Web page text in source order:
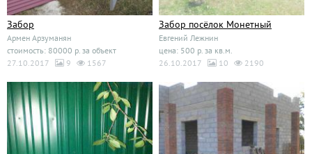
Забор
Армен Арзуманян
стоимость: 80000 р. за объект
27.10.2017
9 1567
Забор посёлок Монетный
Евгений Лежнин
цена: 500 р. за кв.м.
26.10.2017
10 2190